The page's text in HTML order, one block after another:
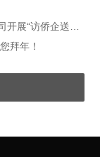
上一页：省侨商会廖春荣会长一行来到明泉公司开展“访侨企送服务”活动
拜年！